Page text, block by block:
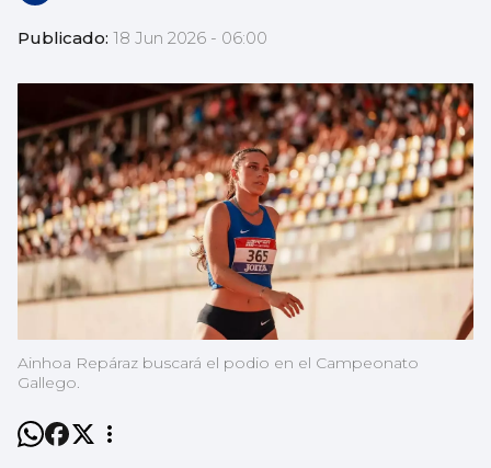
Publicado: 18 Jun 2026 - 06:00
Ainhoa Repáraz buscará el podio en el Campeonato
Gallego.